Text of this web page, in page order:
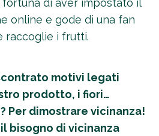
online e gode di una fan
raccoglie i frutti.
motivi legati
prodotto, i fiori…
Per dimostrare vicinanza!
bisogno di vicinanza